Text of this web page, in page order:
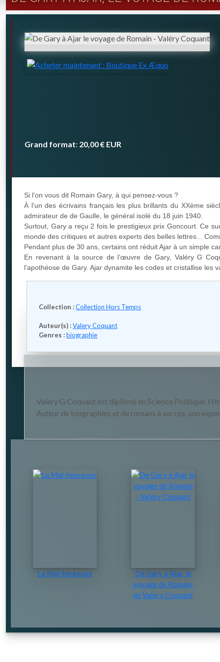
Grand format: 20,00 € EUR
Si l'on vous dit Romain Gary, à qui pensez-vous ?
À l'un des écrivains français les plus brillants du XXème
admirateur de de Gaulle, le général isolé du 18 juin 1940.
Surtout, Gary a reçu 2 fois le prestigieux prix Goncourt. Ce
monde des critiques et autres experts des belles lettres...
Pendant plus de 30 ans, certains ont réduit Ajar à un simple
En revenant à la source de l’œuvre de Gary, Valéry G
l'apothéose de Gary. Ajar dynamite les codes et cristallise
Collection :Collection Hors Temps
Auteur(s) :Valery Coquant
Genres :biographie
Valéry G Coquant est diplômé en Science Politique.
Auteur de biographies et de romans à succès, son
La Mal-heureuse
De Gary à Ajar, le
voyage de Romain,
de Valery Coquant
Ouvrir